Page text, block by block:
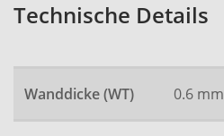
Technische Details
Wanddicke (WT) 0.6 mm